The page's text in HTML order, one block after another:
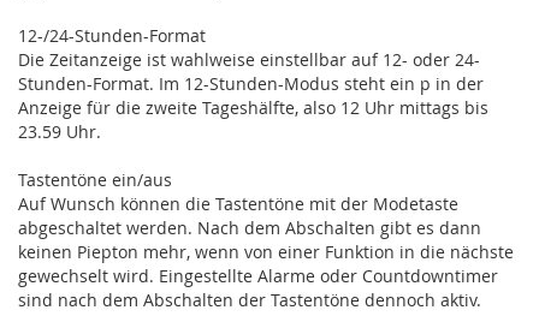
12-/24-Stunden-Format
Die Zeitanzeige ist wahlweise einstellbar auf 12- oder 24-
Stunden-Format. Im 12-Stunden-Modus steht ein p in der
Anzeige für die zweite Tageshälfte, also 12 Uhr mittags bis
23.59 Uhr.
Tastentöne ein/aus
Auf Wunsch können die Tastentöne mit der Modetaste
abgeschaltet werden. Nach dem Abschalten gibt es dann
keinen Piepton mehr, wenn von einer Funktion in die nächste
gewechselt wird. Eingestellte Alarme oder Countdowntimer
sind nach dem Abschalten der Tastentöne dennoch aktiv.